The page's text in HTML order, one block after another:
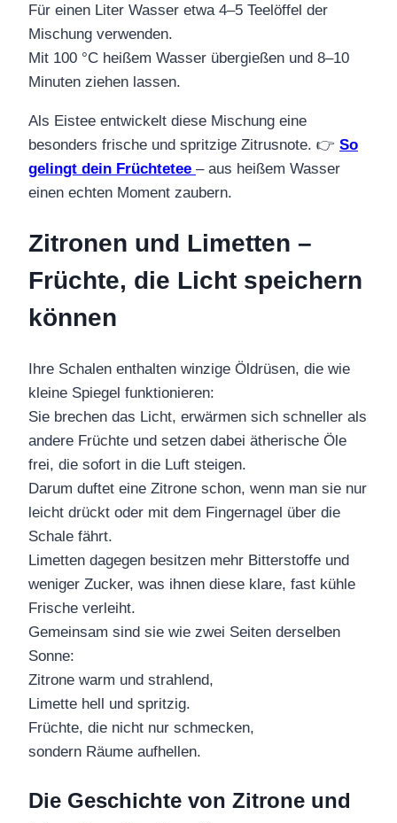
Für einen Liter Wasser etwa 4–5 Teelöffel der
Mischung verwenden.
Mit 100 °C heißem Wasser übergießen und 8–10
Minuten ziehen lassen.
Als Eistee entwickelt diese Mischung eine
besonders frische und spritzige Zitrusnote. 👉 So
gelingt dein Früchtetee – aus heißem Wasser
einen echten Moment zaubern.
Zitronen und Limetten –
Früchte, die Licht speichern
können
Ihre Schalen enthalten winzige Öldrüsen, die wie
kleine Spiegel funktionieren:
Sie brechen das Licht, erwärmen sich schneller als
andere Früchte und setzen dabei ätherische Öle
frei, die sofort in die Luft steigen.
Darum duftet eine Zitrone schon, wenn man sie nur
leicht drückt oder mit dem Fingernagel über die
Schale fährt.
Limetten dagegen besitzen mehr Bitterstoffe und
weniger Zucker, was ihnen diese klare, fast kühle
Frische verleiht.
Gemeinsam sind sie wie zwei Seiten derselben
Sonne:
Zitrone warm und strahlend,
Limette hell und spritzig.
Früchte, die nicht nur schmecken,
sondern Räume aufhellen.
Die Geschichte von Zitrone und